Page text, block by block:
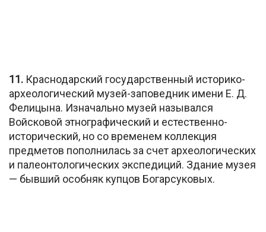
11. Краснодарский государственный историко-
археологический музей-заповедник имени Е. Д.
Фелицына. Изначально музей назывался
Войсковой этнографический и естественно-
исторический, но со временем коллекция
предметов пополнилась за счет археологических
и палеонтологических экспедиций. Здание музея
— бывший особняк купцов Богарсуковых.